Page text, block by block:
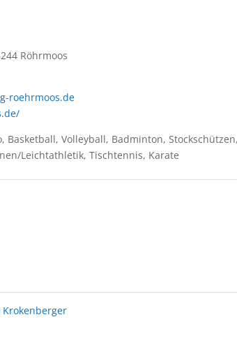
Röhrmoos
roehrmoos.de
Basketball, Volleyball, Badminton,
Leichtathletik, Tischtennis, Karate
Krokenberger